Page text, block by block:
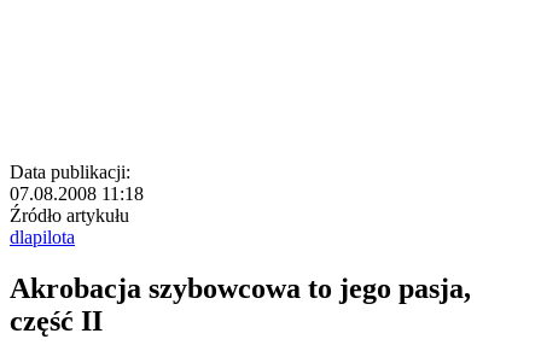
Data publikacji:
07.08.2008 11:18
Źródło artykułu
dlapilota
Akrobacja szybowcowa to jego pasja,
część II